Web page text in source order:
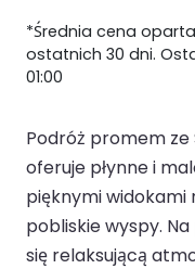
*Średnia cena
ostatnich 30 dni.
01:00
Podróż promem ze
oferuje płynne i
pięknymi widokami
pobliskie wyspy.
się relaksującą